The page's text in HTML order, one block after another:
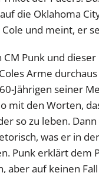
die Oklahoma
und meint, er
Punk und
Arme
Jährigen seiner
mit den Worten,
so zu leben.
was er in
Punk erklärt dem
aber auf keinen